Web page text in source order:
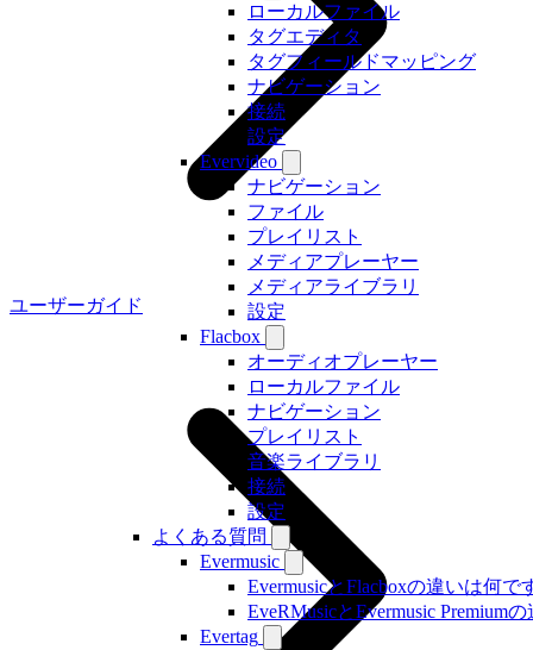
ローカルファイル
タグエディタ
タグフィールドマッピング
ナビゲーション
接続
設定
Evervideo
ナビゲーション
ファイル
プレイリスト
メディアプレーヤー
メディアライブラリ
設定
Flacbox
オーディオプレーヤー
ローカルファイル
ナビゲーション
プレイリスト
音楽ライブラリ
接続
設定
よくある質問
Evermusic
EvermusicとFlacboxの違いは何で
EveRMusicとEvermusic Premium
Evertag
ユーザーガイド